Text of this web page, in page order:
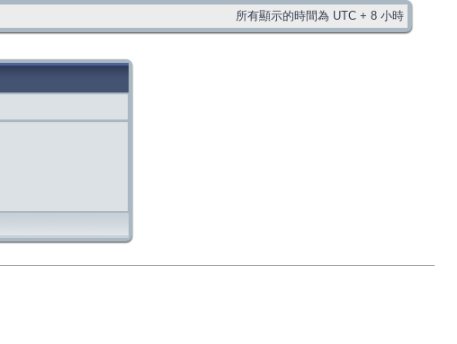
所有顯示的時間為 UTC + 8 小時